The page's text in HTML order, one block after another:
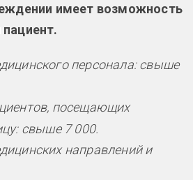
имеет возможность
персонала: свыше
посещающих
свыше 7 000.
направлений и